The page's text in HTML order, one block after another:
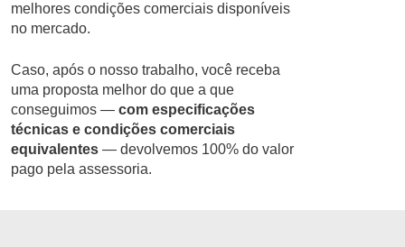
melhores condições comerciais disponíveis
no mercado.
Caso, após o nosso trabalho, você receba
uma proposta melhor do que a que
conseguimos — com especificações
técnicas e condições comerciais
equivalentes — devolvemos 100% do valor
pago pela assessoria.